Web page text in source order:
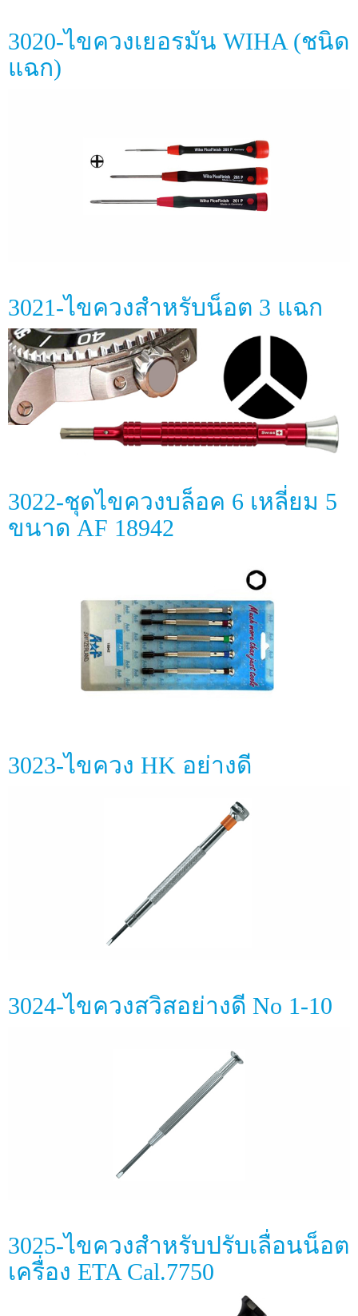
3020-ไขควงเยอรมัน WIHA (ชนิด
แฉก)
3021-ไขควงสำหรับน็อต 3 แฉก
3022-ชุดไขควงบล็อค 6 เหลี่ยม 5
ขนาด AF 18942
3023-ไขควง HK อย่างดี
3024-ไขควงสวิสอย่างดี No 1-10
3025-ไขควงสำหรับปรับเลื่อนน็อต
เครื่อง ETA Cal.7750